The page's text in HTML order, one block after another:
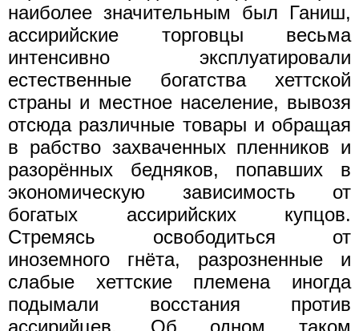
наиболее значительным был Ганиш,
ассирийские торговцы весьма
интенсивно эксплуатировали
естественные богатства хеттской
страны и местное население, вывозя
отсюда различные товары и обращая
в рабство захваченных пленников и
разорённых бедняков, попавших в
экономическую зависимость от
богатых ассирийских купцов.
Стремясь освободиться от
иноземного гнёта, разрозненные и
слабые хеттские племена иногда
подымали восстания против
ассирийцев. Об одном таком